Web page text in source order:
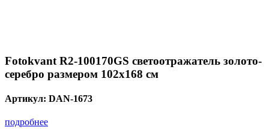
Fotokvant R2-100170GS светоотражатель золото-
серебро размером 102х168 см
Артикул: DAN-1673
подробнее